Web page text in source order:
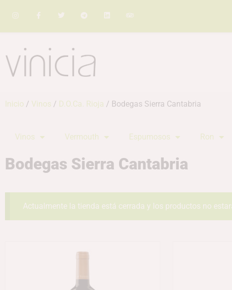
Inicio / Vinos / D.O.Ca. Rioja / Bodegas Sierra Cantabria
Vinos Vermouth Espumosos Ron
Bodegas Sierra Cantabria
Actualmente la tienda está cerrada y los productos no